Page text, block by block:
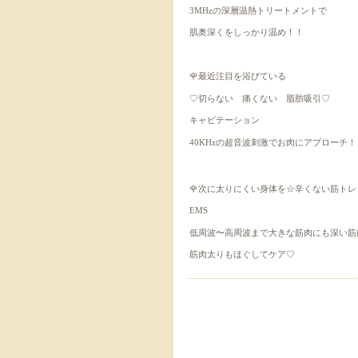
3MHzの深層温熱トリートメントで
肌奥深くをしっかり温め！！
🌹最近注目を浴びている
♡切らない 痛くない 脂肪吸引 ♡
キャビテーション
40KHzの超音波刺激でお肉にアプローチ！
🌹次に太りにくい身体を☆辛くない筋トレ
EMS
低周波〜高周波まで大きな筋肉にも深い筋
筋肉太りもほぐしてケア♡